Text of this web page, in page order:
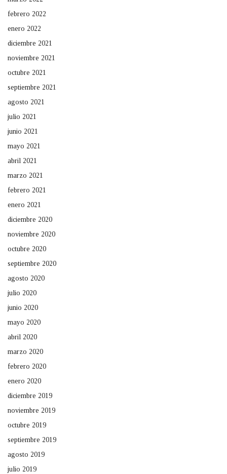
febrero 2022
enero 2022
diciembre 2021
noviembre 2021
octubre 2021
septiembre 2021
agosto 2021
julio 2021
junio 2021
mayo 2021
abril 2021
marzo 2021
febrero 2021
enero 2021
diciembre 2020
noviembre 2020
octubre 2020
septiembre 2020
agosto 2020
julio 2020
junio 2020
mayo 2020
abril 2020
marzo 2020
febrero 2020
enero 2020
diciembre 2019
noviembre 2019
octubre 2019
septiembre 2019
agosto 2019
julio 2019